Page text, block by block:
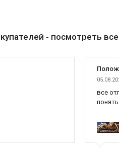
- посмотреть все
все